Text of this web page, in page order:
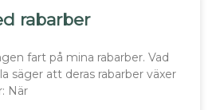
rabarber
fart på mina rabarber. Vad
säger att deras rabarber växer
När